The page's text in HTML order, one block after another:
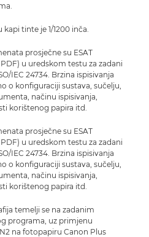
tinte je 1/1200 inča.
prosječne su ESAT
u uredskom testu za zadani
IEC 24734. Brzina ispisivanja
o konfiguraciji sustava, sučelju,
načinu ispisivanja,
korištenog papira itd.
prosječne su ESAT
u uredskom testu za zadani
IEC 24734. Brzina ispisivanja
o konfiguraciji sustava, sučelju,
načinu ispisivanja,
korištenog papira itd.
temelji se na zadanim
programa, uz primjenu
na fotopapiru Canon Plus